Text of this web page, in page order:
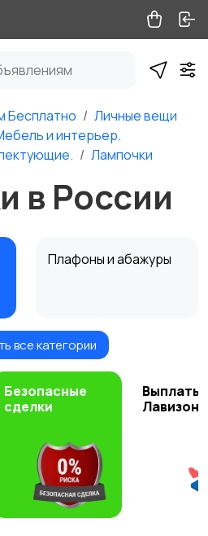
Бесплатно
Личные вещи
и интерьер.
Лампочки
в России
Плафоны и абажуры
все категории
Безопасные
сделки
Выплаты
Лавизон